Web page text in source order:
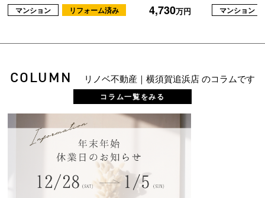
マンション リフォーム済み 4,730万円 マンション
COLUMN リノベ不動産｜横須賀追浜店 のコラムです
コラム一覧をみる